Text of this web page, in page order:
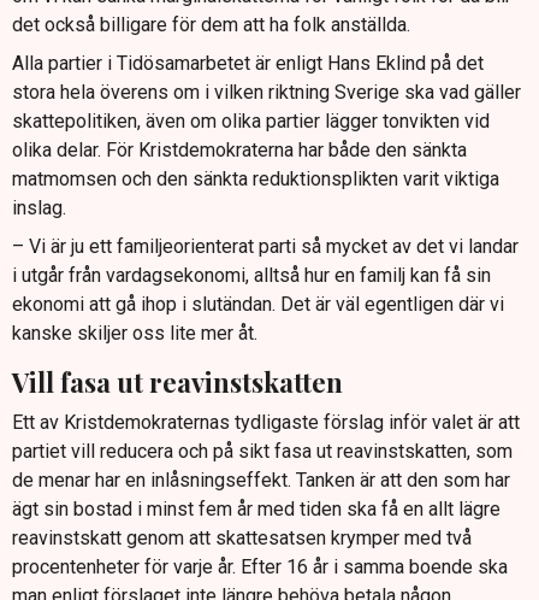
det också billigare för dem att ha folk anställda.
Alla partier i Tidösamarbetet är enligt Hans Eklind på det
stora hela överens om i vilken riktning Sverige ska vad gäller
skattepolitiken, även om olika partier lägger tonvikten vid
olika delar. För Kristdemokraterna har både den sänkta
matmomsen och den sänkta reduktionsplikten varit viktiga
inslag.
– Vi är ju ett familjeorienterat parti så mycket av det vi landar
i utgår från vardagsekonomi, alltså hur en familj kan få sin
ekonomi att gå ihop i slutändan. Det är väl egentligen där vi
kanske skiljer oss lite mer åt.
Vill fasa ut reavinstskatten
Ett av Kristdemokraternas tydligaste förslag inför valet är att
partiet vill reducera och på sikt fasa ut reavinstskatten, som
de menar har en inlåsningseffekt. Tanken är att den som har
ägt sin bostad i minst fem år med tiden ska få en allt lägre
reavinstskatt genom att skattesatsen krymper med två
procentenheter för varje år. Efter 16 år i samma boende ska